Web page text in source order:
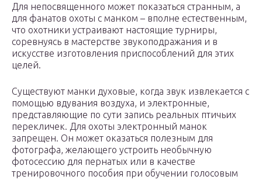
Для непосвященного может показаться странным, а
для фанатов охоты с манком – вполне естественным,
что охотники устраивают настоящие турниры,
соревнуясь в мастерстве звукоподражания и в
искусстве изготовления приспособлений для этих
целей.
Существуют манки духовые, когда звук извлекается с
помощью вдувания воздуха, и электронные,
представляющие по сути запись реальных птичьих
перекличек. Для охоты электронный манок
запрещен. Он может оказаться полезным для
фотографа, желающего устроить необычную
фотосессию для пернатых или в качестве
тренировочного пособия при обучении голосовым